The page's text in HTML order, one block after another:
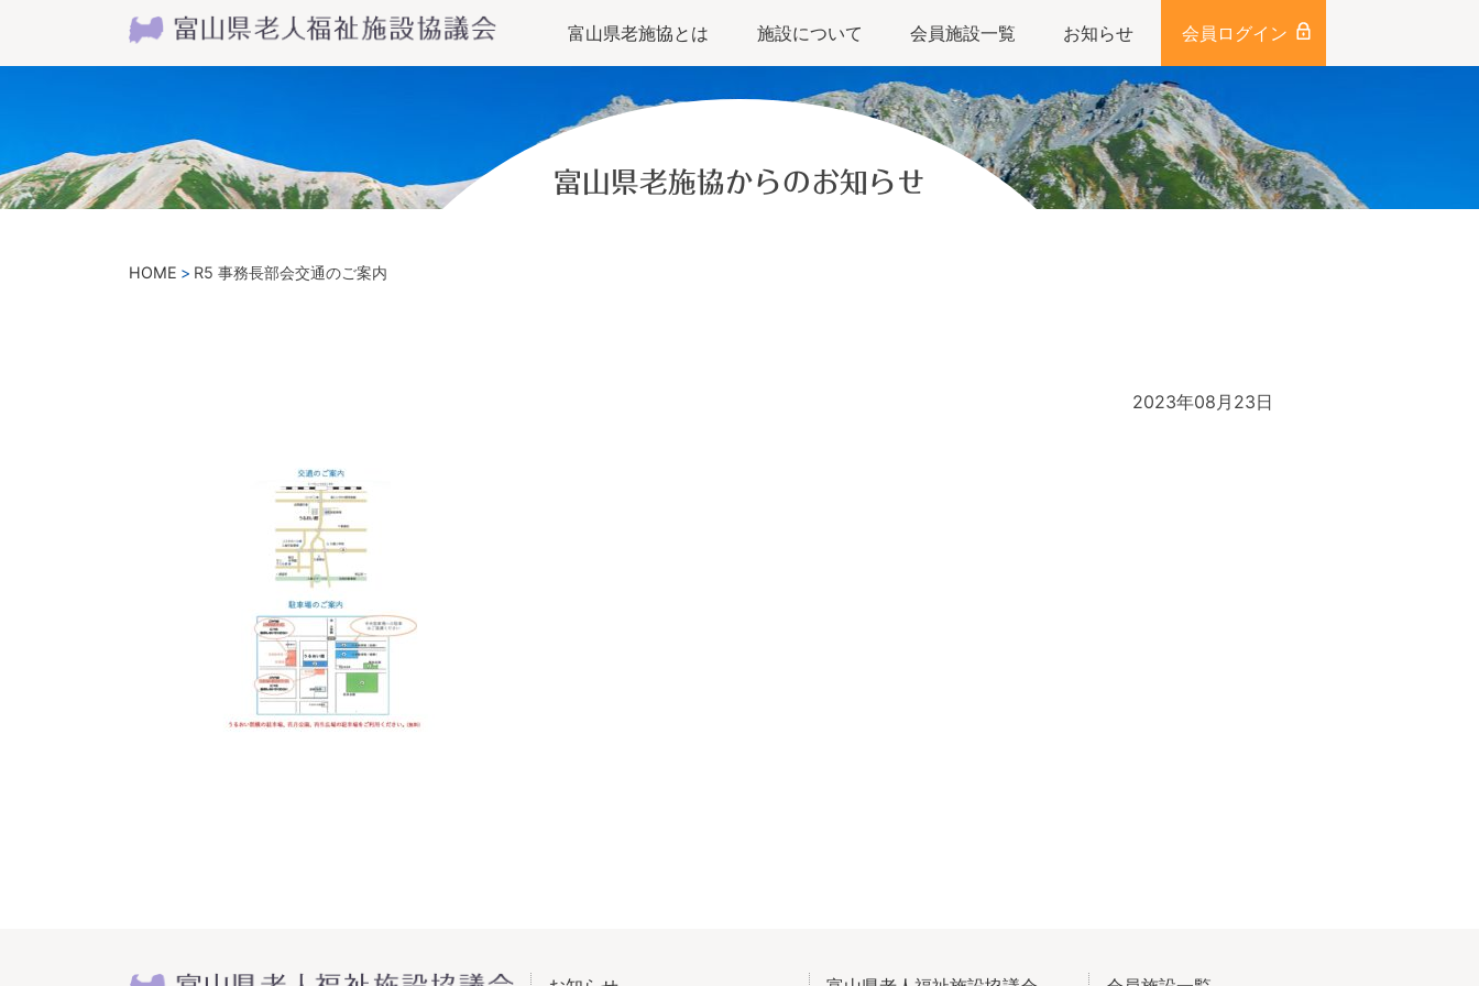
富山県老施協とは 施設について 会員施設一覧 お知らせ 会員ログイン
富山県老施協からのお知らせ
HOME R5 事務長部会交通のご案内
2023年08月23日